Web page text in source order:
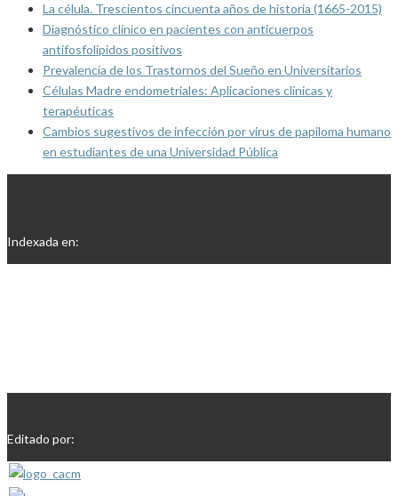
La célula. Trescientos cincuenta años de historia (1665-2015)
Diagnóstico clínico en pacientes con anticuerpos
antifosfolípidos positivos
Prevalencia de los Trastornos del Sueño en Universitarios
Células Madre endometriales: Aplicaciones clínicas y
terapéuticas
Cambios sugestivos de infección por virus de papiloma humano
en estudiantes de una Universidad Pública
Indexada en:
Editado por: